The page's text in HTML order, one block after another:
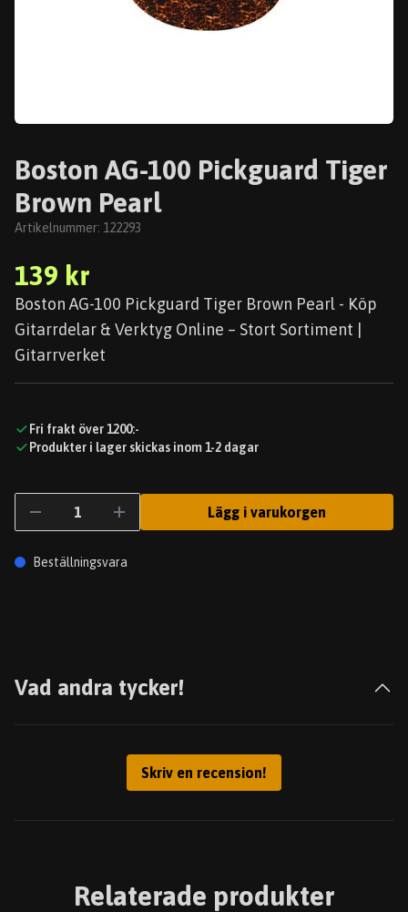
Boston AG-100 Pickguard Tiger
Brown Pearl
Artikelnummer: 122293
139 kr
Boston AG-100 Pickguard Tiger Brown Pearl - Köp
Gitarrdelar & Verktyg Online – Stort Sortiment |
Gitarrverket
Fri frakt över 1200:-
Produkter i lager skickas inom 1-2 dagar
Lägg i varukorgen
Beställningsvara
Vad andra tycker!
Skriv en recension!
Relaterade produkter